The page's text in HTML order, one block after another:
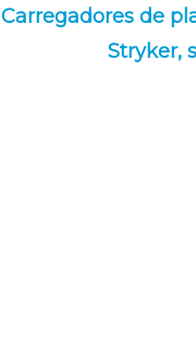
Carregadores de
Stryker,